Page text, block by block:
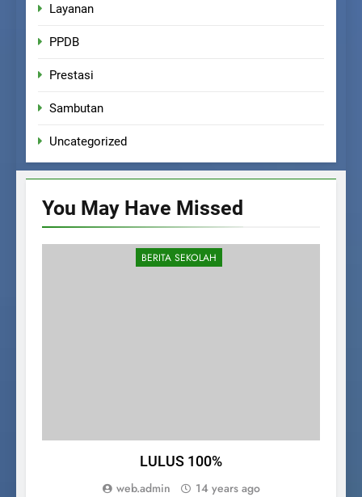
Layanan
PPDB
Prestasi
Sambutan
Uncategorized
You May Have Missed
BERITA SEKOLAH
LULUS 100%
web.admin 14 years ago